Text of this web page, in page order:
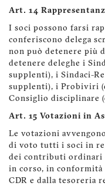
Art. 14
I soci possono farsi
conferiscono delega
non può detenere più
detenere deleghe i
supplenti), i Sindaci-
supplenti), i Probiviri
Consiglio disciplinare
Art. 15 Votazioni in
Le votazioni
di voto tutti i soci in
dei contributi ordinari
in corso, in
CDR e dalla tesoreria